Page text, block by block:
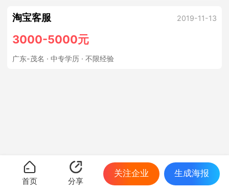
淘宝客服 2019-11-13
3000-5000元
广东-茂名 · 中专学历 · 不限经验
首页 分享
关注企业 生成海报